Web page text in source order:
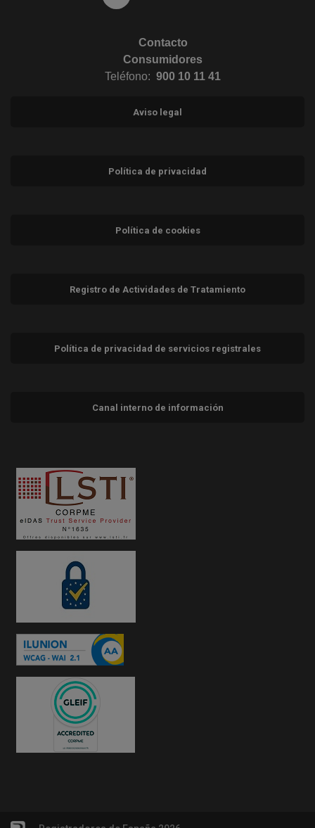
Contacto
Consumidores
Teléfono: 900 10 11 41
Aviso legal
Política de privacidad
Política de cookies
Registro de Actividades de Tratamiento
Política de privacidad de servicios registrales
Canal interno de información